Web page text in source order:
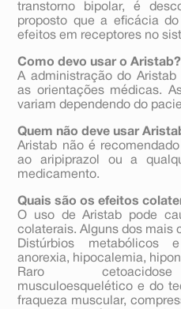
transtorno bipolar, é
proposto que a eficácia
efeitos em receptores no
Como devo usar o Aristab?
A administração do
as orientações médicas.
variam dependendo do
Quem não deve usar
Aristab não é
ao aripiprazol ou a
medicamento.
Quais são os efeitos
O uso de Aristab pode
colaterais. Alguns dos mais
Distúrbios metabólicos
anorexia, hipocalemia,
Raro 
musculoesquelético e do
fraqueza muscular,